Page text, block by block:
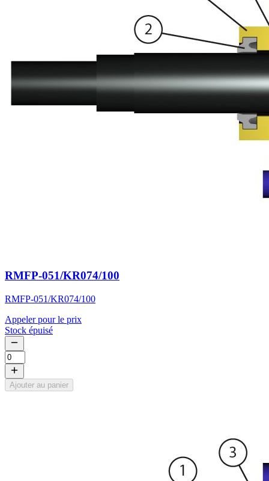
RMFP-051/KR074/100
RMFP-051/KR074/100
Appeler pour le prix
Stock épuisé
Ajouter au panier